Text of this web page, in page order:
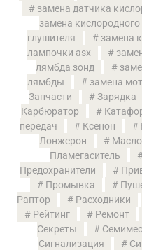
замена датчика
замена кислородного
глушителя
замена
лампочки asx
лямбда зонд
лямбды
замена
Запчасти
Зарядка
Карбюратор
передач
Ксенон
Лонжерон
Масло
Пламегаситель
Предохранители
Промывка
Раптор
Расходники
Рейтинг
Ремонт
Секреты
Сигнализация